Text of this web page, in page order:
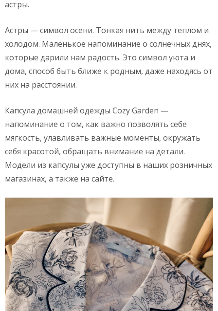
астры.
Астры — символ осени. Тонкая нить между теплом и
холодом. Маленькое напоминание о солнечных днях,
которые дарили нам радость. Это символ уюта и
дома, способ быть ближе к родным, даже находясь от
них на расстоянии.
Капсула домашней одежды Cozy Garden —
напоминание о том, как важно позволять себе
мягкость, улавливать важные моменты, окружать
себя красотой, обращать внимание на детали.
Модели из капсулы уже доступны в наших розничных
магазинах, а также на сайте.